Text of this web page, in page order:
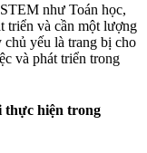
như Toán học,
triển và cần một lượng
yếu là trang bị cho
và phát triển trong
thực hiện trong